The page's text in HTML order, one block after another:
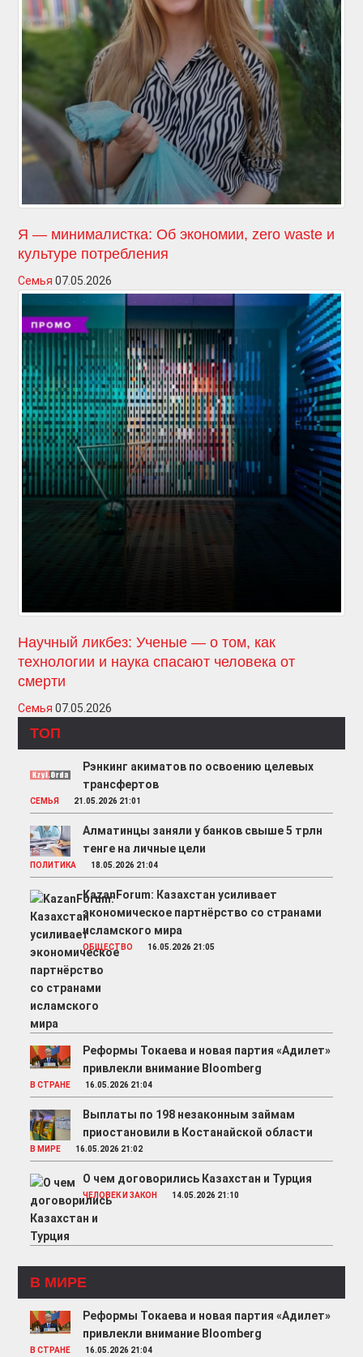
Я — минималистка: Об экономии, zero waste и
культуре потребления
Семья 07.05.2026
Научный ликбез: Ученые — о том, как
технологии и наука спасают человека от
смерти
Семья 07.05.2026
ТОП
Рэнкинг акиматов по освоению целевых
трансфертов
СЕМЬЯ 21.05.2026 21:01
Алматинцы заняли у банков свыше 5 трлн
тенге на личные цели
ПОЛИТИКА 18.05.2026 21:04
KazanForum: Казахстан усиливает
экономическое партнёрство со странами
исламского мира
ОБЩЕСТВО 16.05.2026 21:05
Реформы Токаева и новая партия «Адилет»
привлекли внимание Bloomberg
В СТРАНЕ 16.05.2026 21:04
Выплаты по 198 незаконным займам
приостановили в Костанайской области
В МИРЕ 16.05.2026 21:02
О чем договорились Казахстан и Турция
ЧЕЛОВЕК И ЗАКОН 14.05.2026 21:10
В МИРЕ
Реформы Токаева и новая партия «Адилет»
привлекли внимание Bloomberg
В СТРАНЕ 16.05.2026 21:04